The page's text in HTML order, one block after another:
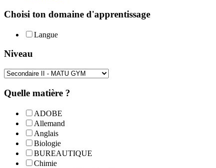
Choisi ton domaine d'apprentissage
Langue
Niveau
Quelle matière ?
ADOBE
Allemand
Anglais
Biologie
BUREAUTIQUE
Chimie